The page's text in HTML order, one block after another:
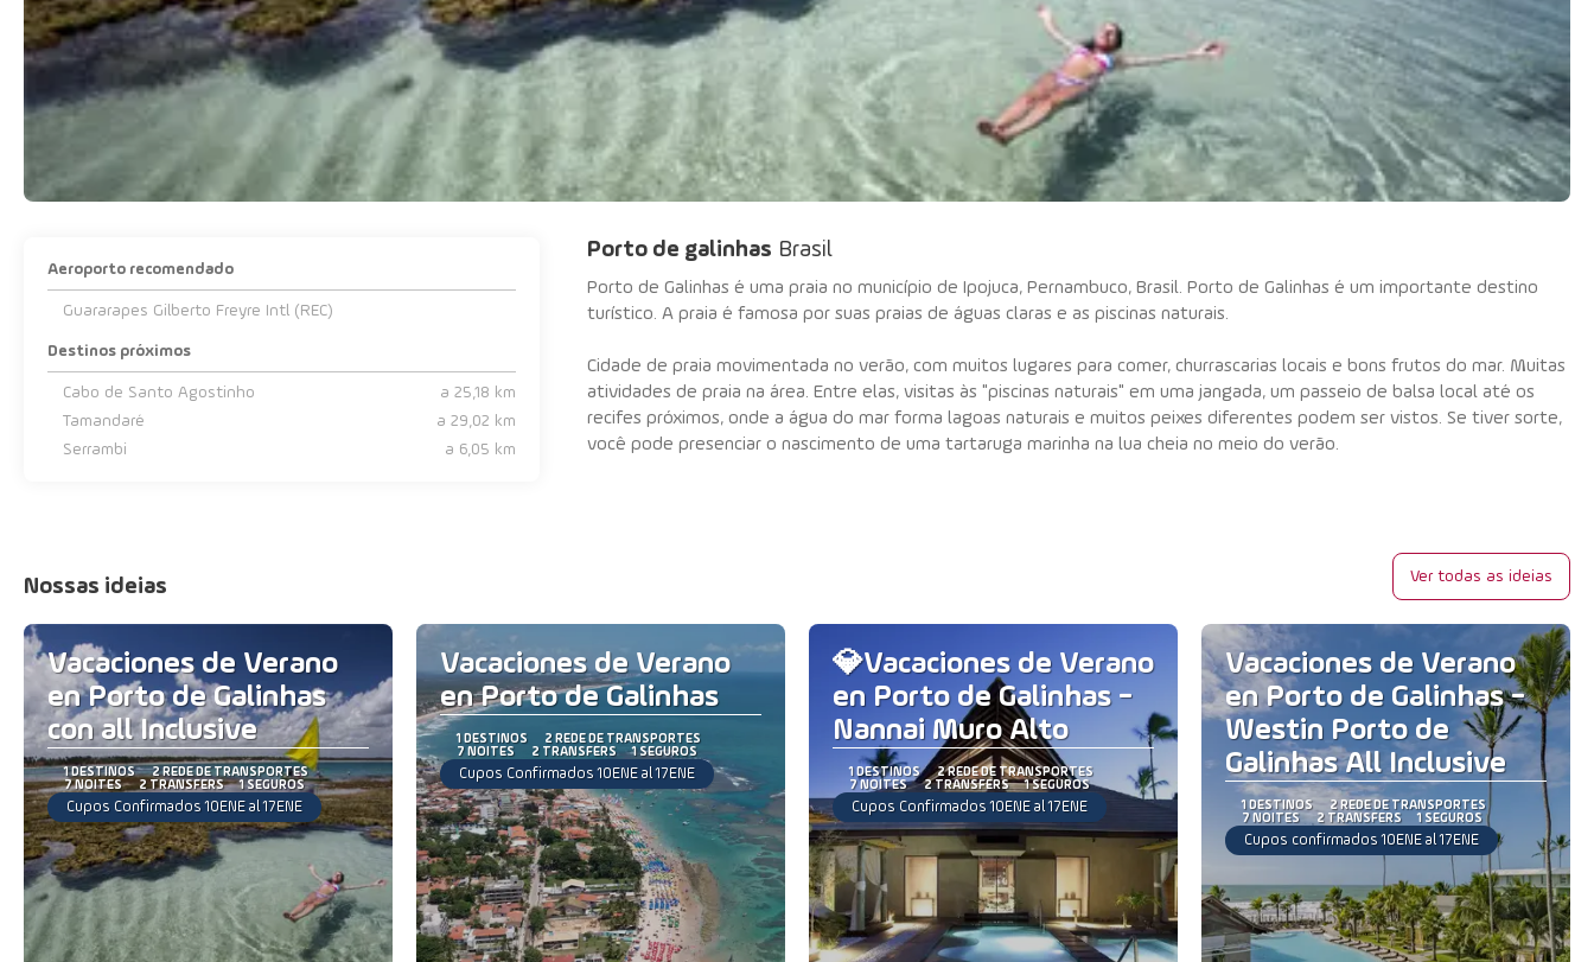
Porto de galinhas Brasil
Porto de Galinhas é uma praia no município de Ipojuca, Pernambuco, Brasil. Porto de Galinhas é um importante destino
turístico. A praia é famosa por suas praias de águas claras e as piscinas naturais.
Cidade de praia movimentada no verão, com muitos lugares para comer, churrascarias locais e bons frutos do mar. Muitas
atividades de praia na área. Entre elas, visitas às "piscinas naturais" em uma jangada, um passeio de balsa local até os
recifes próximos, onde a água do mar forma lagoas naturais e muitos peixes diferentes podem ser vistos. Se tiver sorte,
você pode presenciar o nascimento de uma tartaruga marinha na lua cheia no meio do verão.
Aeroporto recomendado
Guararapes Gilberto Freyre Intl (REC)
Destinos próximos
Cabo de Santo Agostinho
a 25,18 km
Tamandaré
a 29,02 km
Serrambi
a 6,05 km
Nossas ideias Ver todas as ideias
Vacaciones de Verano
en Porto de Galinhas
con all Inclusive
1 DESTINOS
2 REDE DE TRANSPORTES
7 NOITES
2 TRANSFERS 1 SEGUROS
Cupos Confirmados 10ENE al 17ENE
Vacaciones de Verano
en Porto de Galinhas
1 DESTINOS
2 REDE DE TRANSPORTES
7 NOITES
2 TRANSFERS 1 SEGUROS
Cupos Confirmados 10ENE al 17ENE
💎Vacaciones de Verano
en Porto de Galinhas -
Nannai Muro Alto
1 DESTINOS
2 REDE DE TRANSPORTES
7 NOITES
2 TRANSFERS 1 SEGUROS
Cupos Confirmados 10ENE al 17ENE
Vacaciones de Verano
en Porto de Galinhas -
Westin Porto de
Galinhas All Inclusive
1 DESTINOS
2 REDE DE TRANSPORTES
7 NOITES
2 TRANSFERS 1 SEGUROS
Cupos confirmados 10ENE al 17ENE